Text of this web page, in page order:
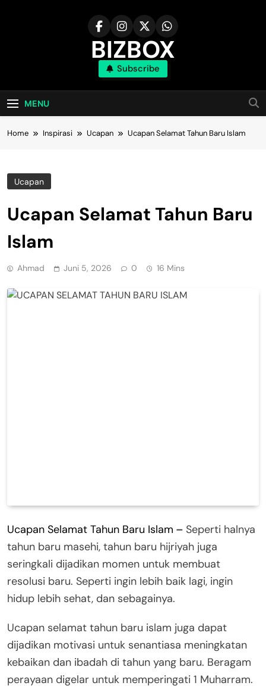
BIZBOX
Bizbox – Media Informasi Terkini
Subscribe
MENU
Home Inspirasi Ucapan Ucapan Selamat Tahun Baru Islam
Ucapan
Ucapan Selamat Tahun Baru
Islam
Ahmad Juni 5, 2026 0 16 Mins
Ucapan Selamat Tahun Baru Islam – Seperti halnya
tahun baru masehi, tahun baru hijriyah juga
seringkali dijadikan momen untuk membuat
resolusi baru. Seperti ingin lebih baik lagi, ingin
hidup lebih sehat, dan sebagainya.
Ucapan selamat tahun baru islam juga dapat
dijadikan motivasi untuk senantiasa meningkatan
kebaikan dan ibadah di tahun yang baru. Beragam
perayaan digelar untuk memperingati 1 Muharram.